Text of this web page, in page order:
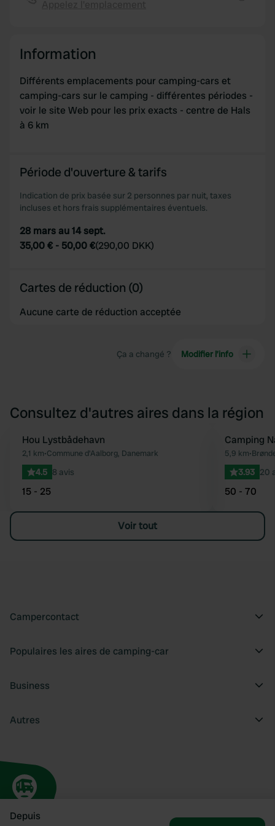
may combine it with other information that you’ve
of their services.
Depuis
Information
Différents emplacements pour camping-cars et
camping-cars sur le camping - différentes périodes -
voir le site Web pour les prix exacts - centre de Hals
à 6 km
Période d'ouverture & tarifs
Indication de prix basée sur 2 personnes par nuit, taxes
incluses et hors frais supplémentaires éventuels.
28 mars au 14 sept.
35,00 € - 50,00 €(290,00 DKK)
Cartes de réduction (0)
Aucune carte de réduction acceptée
Ça a changé ? Modifier l’info
Consultez d'autres aires dans la région
Préféré
Hou Lystbådehavn
2,1 km•Commune d'Aalborg, Danemark
4.5 8 avis
15 - 25
Camping
5,9 km•
3.93 20
50 - 70
Voir tout
Campercontact
Populaires les aires de camping-car
Business
Autres